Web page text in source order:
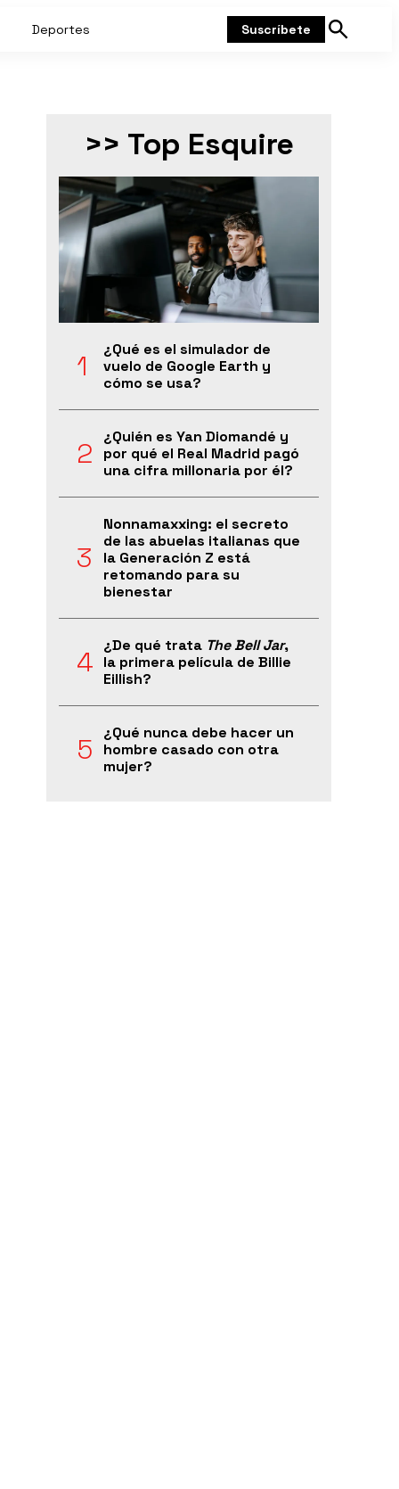
Deportes Suscríbete
Mostrar
>> Top Esquire
¿Qué es el simulador de
vuelo de Google Earth y
cómo se usa?
¿Quién es Yan Diomandé y
por qué el Real Madrid pagó
una cifra millonaria por él?
Nonnamaxxing: el secreto
de las abuelas italianas que
la Generación Z está
retomando para su
bienestar
¿De qué trata The Bell Jar,
la primera película de Billie
Eillish?
¿Qué nunca debe hacer un
hombre casado con otra
mujer?